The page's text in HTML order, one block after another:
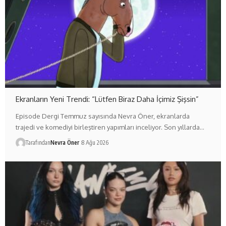
Ekranların Yeni Trendi: “Lütfen Biraz Daha İçimiz Şişsin”
Episode Dergi Temmuz sayısında Nevra Öner, ekranlarda
trajedi ve komediyi birleştiren yapımları inceliyor. Son yıllarda…
TarafındanNevra Öner 8 Ağu 2026